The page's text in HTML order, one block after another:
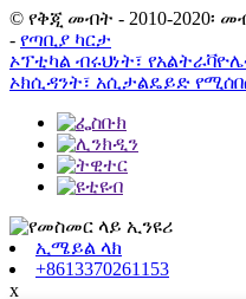
© የቅጂ መብት - 2010-2020፡
- የጣቢያ ካርታ
ኦፕቲካል ብሩህነት፣
ኦክሲዳንት፣ አሲታልዴይድ
ኢሜይል ላክ
+8613370261153
x